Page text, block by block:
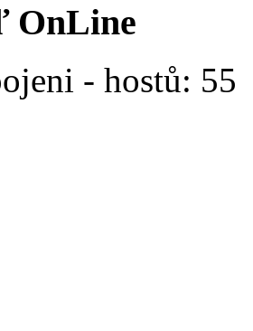
OnLine
- hostů: 55